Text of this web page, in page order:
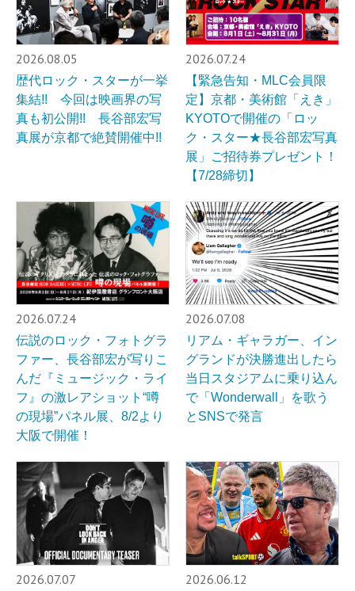
2026.08.05
歴代ロック・スターが一挙
集結!! 今回は映画界の写
真も初公開!! 長谷部宏写
真展が京都で絶賛開催中!!
2026.07.24
【緊急告知・MLC会員限
定】京都・美術館「えき」
KYOTOで開催の「ロッ
ク・スター★長谷部宏写真
展」ご招待券プレゼント！
【7/28締切】
2026.07.24
伝説のロック・フォトグラ
ファー、長谷部宏が写りこ
んだ『ミュージック・ライ
フ』の激レアショット“噂
の現場”パネル展、8/2より
大阪で開催！
2026.07.08
リアム・ギャラガー、イン
グランドが決勝進出したら
当日スタジアムに乗り込ん
で「Wonderwall」を歌う
とSNSで発言
2026.07.07 2026.06.12